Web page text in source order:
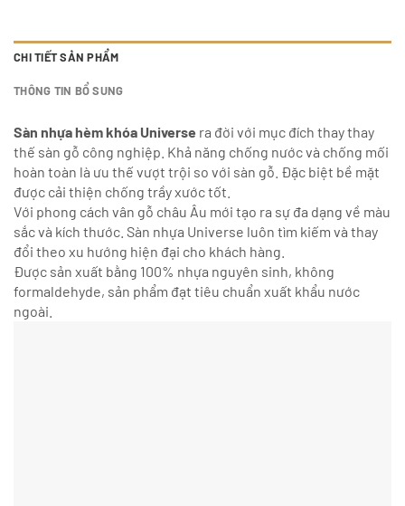
CHI TIẾT SẢN PHẨM
THÔNG TIN BỔ SUNG
Sàn nhựa hèm khóa Universe ra đời với mục đích thay thay
thế sàn gỗ công nghiệp. Khả năng chống nước và chống mối
hoàn toàn là ưu thế vượt trội so với sàn gỗ. Đặc biệt bề mặt
được cải thiện chống trầy xước tốt.
Với phong cách vân gỗ châu Âu mới tạo ra sự đa dạng về màu
sắc và kích thước. Sàn nhựa Universe luôn tìm kiếm và thay
đổi theo xu hướng hiện đại cho khách hàng.
Được sản xuất bằng 100% nhựa nguyên sinh, không
formaldehyde, sản phẩm đạt tiêu chuẩn xuất khẩu nước
ngoài.